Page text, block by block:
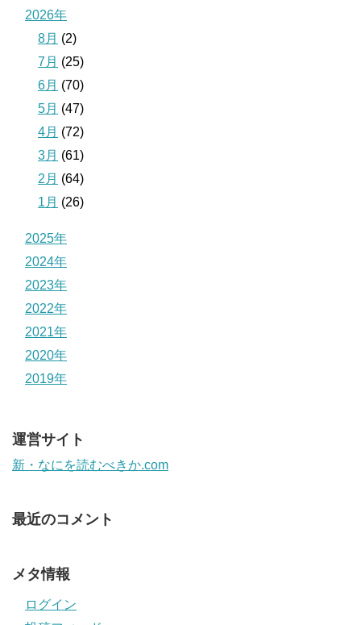
2026年
8月 (2)
7月 (25)
6月 (70)
5月 (47)
4月 (72)
3月 (61)
2月 (64)
1月 (26)
2025年
2024年
2023年
2022年
2021年
2020年
2019年
運営サイト
新・なにを読むべきか.com
最近のコメント
メタ情報
ログイン